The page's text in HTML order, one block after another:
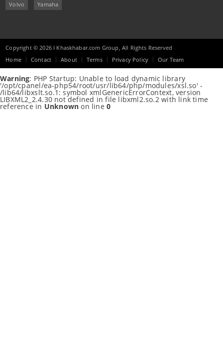
Volvo Yamaha
Copyright © 2026 I Khaskhabar.com Group, All Rights Reserved
Home
Contact About Terms Privacy Policy Our Team
Warning: PHP Startup: Unable to load dynamic library
'/opt/cpanel/ea-php54/root/usr/lib64/php/modules/xsl.so' -
/lib64/libxslt.so.1: symbol xmlGenericErrorContext, version
LIBXML2_2.4.30 not defined in file libxml2.so.2 with link time
reference in Unknown on line0